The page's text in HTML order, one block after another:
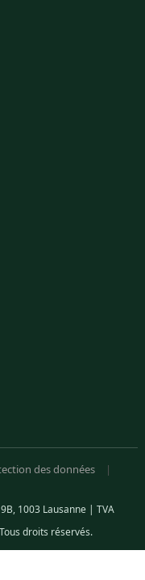
des données
|
1003 Lausanne | TVA
droits réservés.